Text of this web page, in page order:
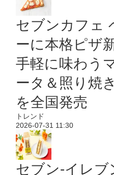
セブンカフェ
ーに本格ピザ
手軽に味わう
ータ＆照り焼
を全国発売
トレンド
2026-07-31 11:30
セブン‐イレ